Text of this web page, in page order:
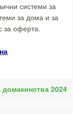
системи за
за дома и за
за оферта.
2024